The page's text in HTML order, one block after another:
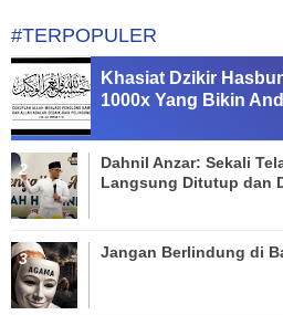
#TERPOPULER
Khasiat Dzikir
1000x Yang Bikin
Dahnil Anzar: Sekali
Langsung Ditutup dan
Jangan Berlindung di